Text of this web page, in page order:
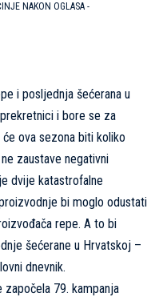
NAKON OGLASA -
i posljednja šećerana u
i bore se za
ova sezona biti koliko
zaustave negativni
dvije katastrofalne
bi moglo odustati
repe. A to bi
šećerane u Hrvatskoj –
dnevnik.
započela 79. kampanja